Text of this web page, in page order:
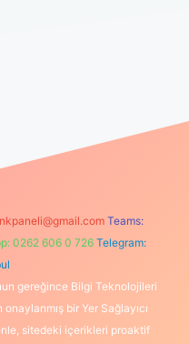
Teams:
0262 606 0 726 Telegram:
gereğince Bilgi Teknolojileri
bir Yer Sağlayıcı
sitedeki içerikleri proaktif